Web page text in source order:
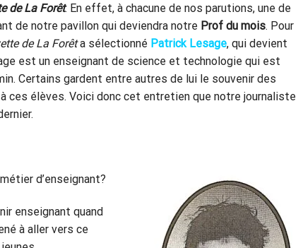
de La Forêt. En effet, à chacune de nos parutions, une de
de notre pavillon qui deviendra notre Prof du mois. Pour
de La Forêta sélectionné Patrick Lesage, qui devient
est un enseignant de science et technologie qui est
Certains gardent entre autres de lui le souvenir des
ces élèves. Voici donc cet entretien que notre journaliste
d’enseignant?
enseignant quand
à aller vers ce